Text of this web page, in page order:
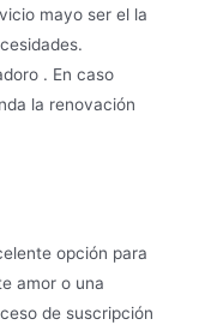
mayo ser el la
. En caso
la renovación
opción para
amor o una
de suscripción